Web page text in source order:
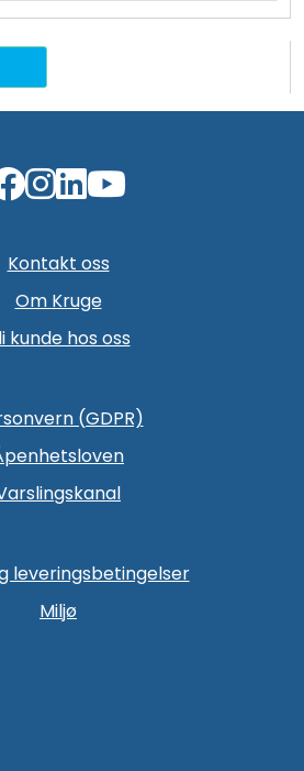
Kontakt oss
Om Kruge
kunde hos oss
(GDPR)
leveringsbetingelser
Miljø